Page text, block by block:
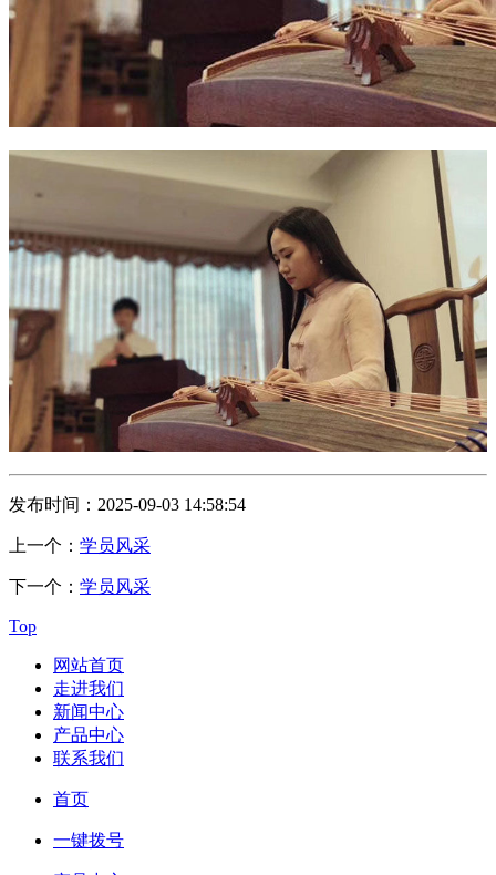
发布时间：2025-09-03 14:58:54
上一个： 学员风采
下一个： 学员风采
Top
网站首页
走进我们
新闻中心
产品中心
联系我们
首页
一键拨号